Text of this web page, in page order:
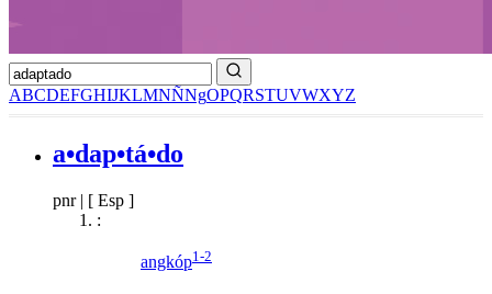
ABCDEFGHIJKLMNÑNgOPQRSTUVWXYZ
a•dap•tá•do
pnr | [ Esp ]
:
angkóp1-2